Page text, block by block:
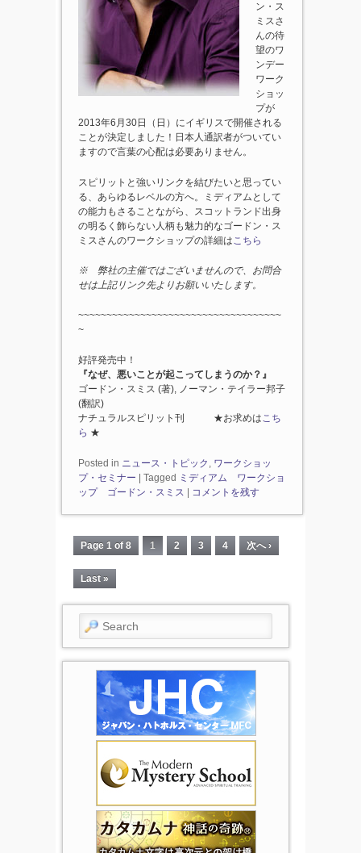
ン・ス
ミスさ
んの待
望のワ
ンデー
ワーク
ショッ
プが
2013年6月30日（日）にイギリスで開催される
ことが決定しました！日本人通訳者がついてい
ますので言葉の心配は必要ありません。
スピリットと強いリンクを結びたいと思ってい
る、あらゆるレベルの方へ。ミディアムとして
の能力もさることながら、スコットランド出身
の明るく飾らない人柄も魅力的なゴードン・ス
ミスさんのワークショップの詳細は こちら
※ 弊社の主催ではございませんので、お問合
せは上記リンク先よりお願いいたします。
~~~~~~~~~~~~~~~~~~~~~~~~~~~~~~~~~~~~
~
好評発売中！
『なぜ、悪いことが起こってしまうのか？』
ゴードン・スミス (著), ノーマン・テイラー邦子
(翻訳)
ナチュラルスピリット刊 ★お求めはこち
ら ★
Posted in ニュース・トピック
ワークショッ
プ・セミナー | Tagged ミディアム ワークショ
ップ ゴードン・スミス | コメントを残す
Page 1 of 8 1 2 3 4 次へ ›
Last »
Search